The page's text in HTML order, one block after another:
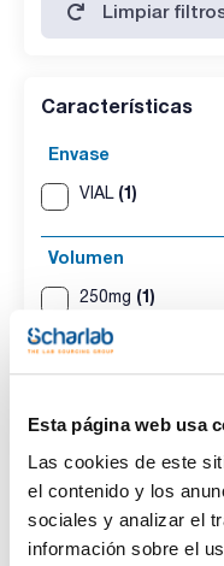
Esta página web usa
Las cookies de este
el contenido y los
sociales y analizar el
información sobre el
Limpiar
Características
Envase
VIAL (1)
Volumen
250mg (1)
Envase
VIAL